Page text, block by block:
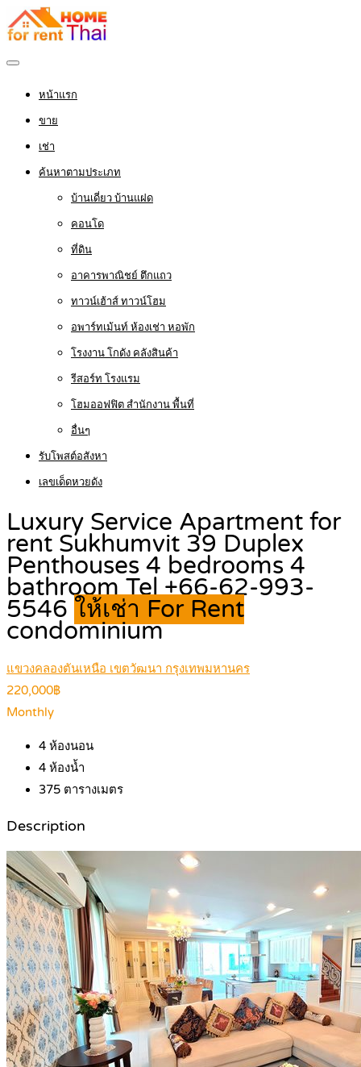
หน้าแรก
ขาย
เช่า
ค้นหาตามประเภท
บ้านเดี่ยว บ้านแฝด
คอนโด
ที่ดิน
อาคารพาณิชย์ ตึกแถว
ทาวน์เฮ้าส์ ทาวน์โฮม
อพาร์ทเม้นท์ ห้องเช่า หอพัก
โรงงาน โกดัง คลังสินค้า
รีสอร์ท โรงแรม
โฮมออฟฟิต สำนักงาน พื้นที่
อื่นๆ
รับโพสต์อสังหา
เลขเด็ดหวยดัง
Luxury Service Apartment for
rent Sukhumvit 39 Duplex
Penthouses 4 bedrooms 4
bathroom Tel +66-62-993-
5546 ให้เช่า For Rent
condominium
แขวงคลองตันเหนือ เขตวัฒนา กรุงเทพมหานคร
220,000฿
Monthly
4 ห้องนอน
4 ห้องน้ำ
375 ตารางเมตร
Description